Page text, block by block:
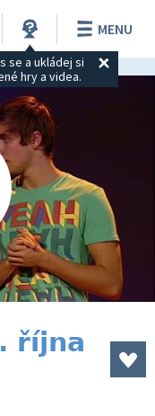
se a ukládej si
hry a videa.
MENU
října